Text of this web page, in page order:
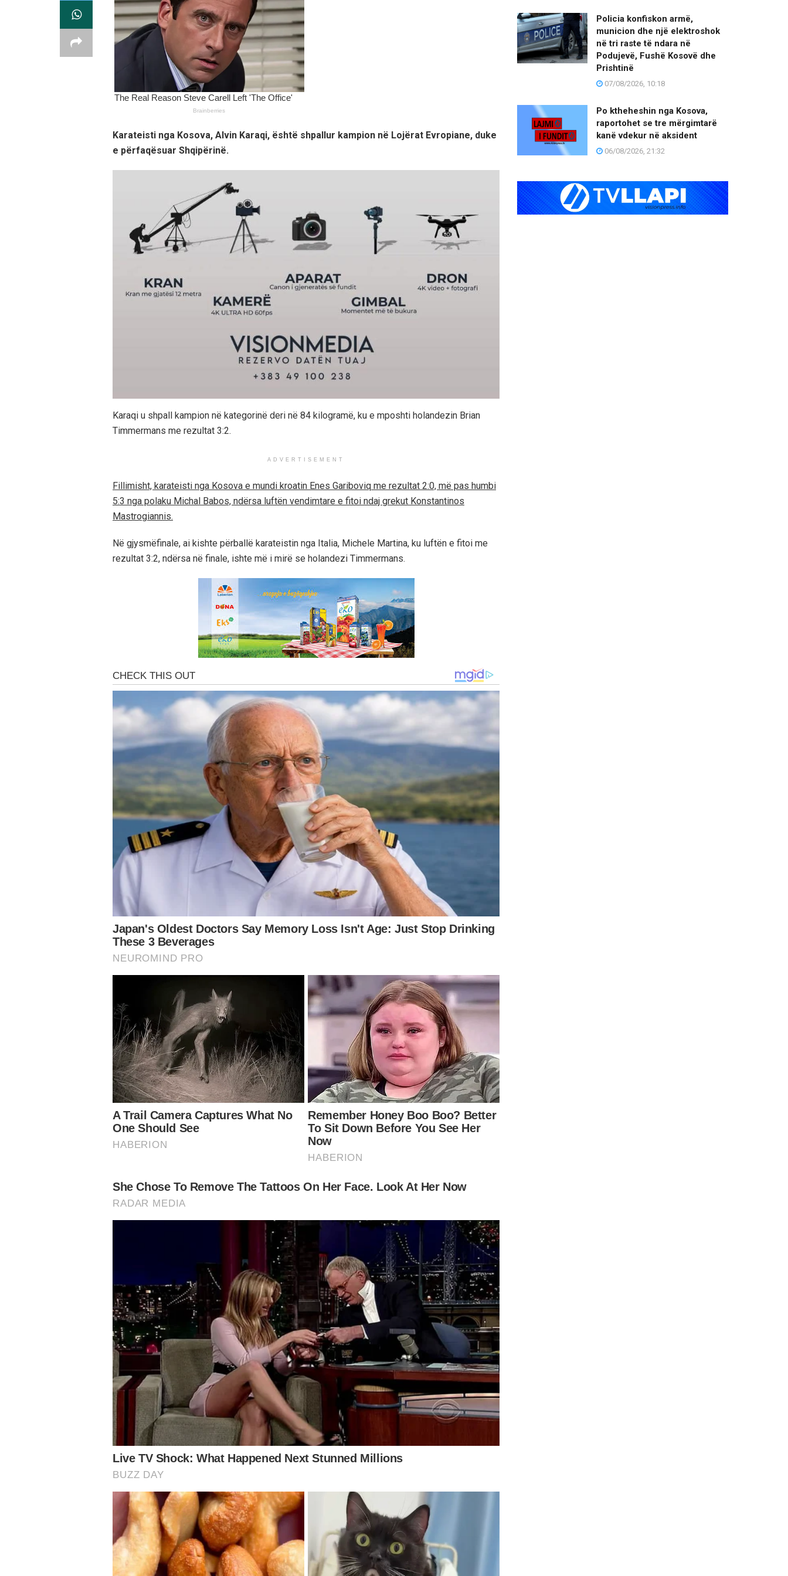
Karateisti nga Kosova, Alvin Karaqi, është shpallur kampion në Lojërat Evropiane, duke
e përfaqësuar Shqipërinë.
Karaqi u shpall kampion në kategorinë deri në 84 kilogramë, ku e mposhti holandezin Brian
Timmermans me rezultat 3:2.
ADVERTISEMENT
Fillimisht, karateisti nga Kosova e mundi kroatin Enes Gariboviq me rezultat 2:0, më pas humbi
5:3 nga polaku Michal Babos, ndërsa luftën vendimtare e fitoi ndaj grekut Konstantinos
Mastrogiannis.
Në gjysmëfinale, ai kishte përballë karateistin nga Italia, Michele Martina, ku luftën e fitoi me
rezultat 3:2, ndërsa në finale, ishte më i mirë se holandezi Timmermans.
Policia konfiskon armë,
municion dhe një elektroshok
në tri raste të ndara në
Podujevë, Fushë Kosovë dhe
Prishtinë
07/08/2026, 10:18
Po ktheheshin nga Kosova,
raportohet se tre mërgimtarë
kanë vdekur në aksident
06/08/2026, 21:32